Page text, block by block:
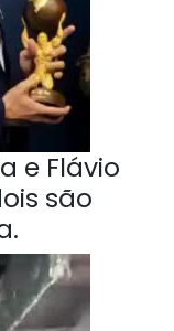
e Flávio
são